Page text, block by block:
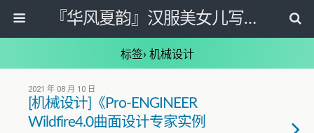
『华风夏韵』汉服美女儿写真图片网
标签› 机械设计
2021 年 08 月 10 日
[机械设计]《Pro-ENGINEER
Wildfire4.0曲面设计专家实例